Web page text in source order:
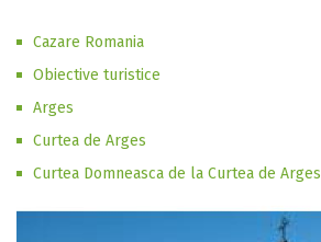
Cazare Romania
Obiective turistice
Arges
Curtea de Arges
Curtea Domneasca de la Curtea de Arges